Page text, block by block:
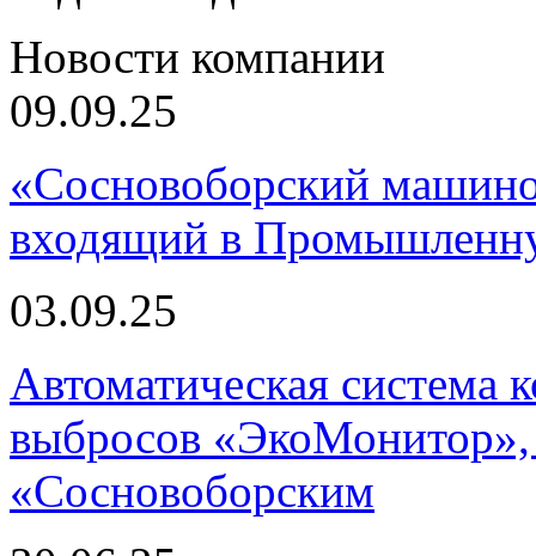
Новости компании
09.09.25
«Сосновоборский
входящий в
03.09.25
Автоматическая
выбросов «ЭкоМонитор»,
«Сосновоборским